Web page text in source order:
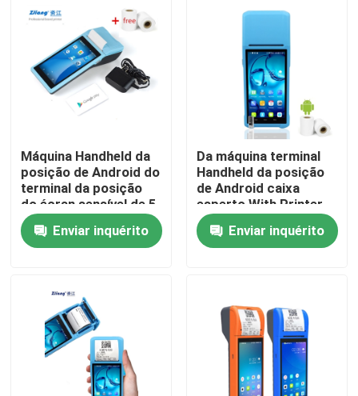
Quem Somos
Fábrica
Fale Conosco
notícias
Impressoras térmicas da posição
impressora do recibo de 58mm
Máquina Handheld da
posição de Android do
terminal da posição
do écran sensível de 5
polegadas
Enviar inquérito
Da máquina terminal
Handheld da posição
de Android caixa
esperto With Printer
Enviar inquérito